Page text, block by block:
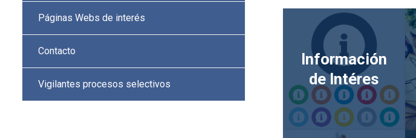
Páginas Webs de interés
Contacto
Vigilantes procesos selectivos
Información
de Intéres